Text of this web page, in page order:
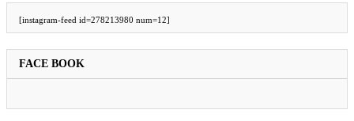
[instagram-feed id=278213980 num=12]
FACE BOOK